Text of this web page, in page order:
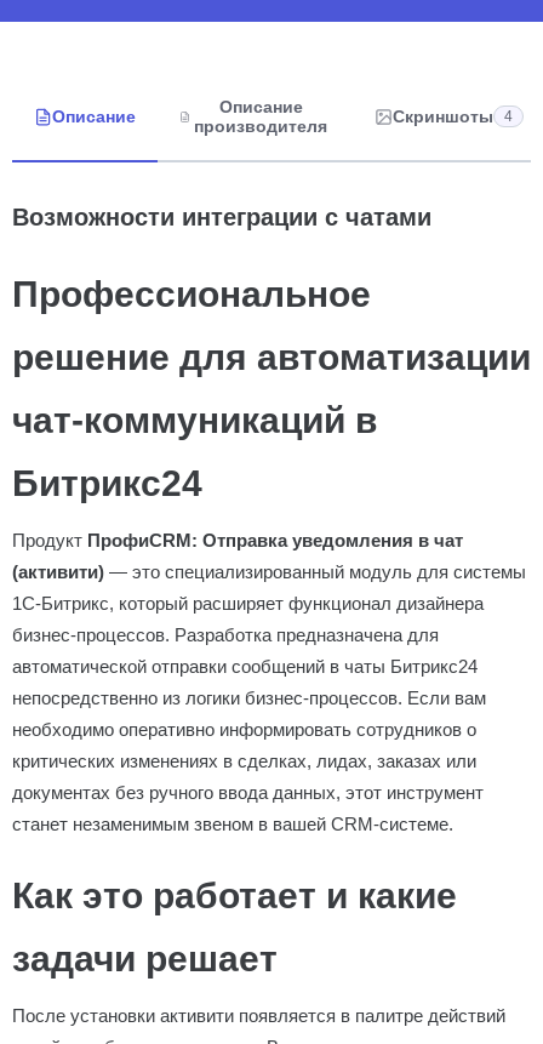
Описание
Описание
производителя
Скриншоты 4
Возможности интеграции с чатами
Профессиональное
решение для автоматизации
чат-коммуникаций в
Битрикс24
Продукт ПрофиCRM: Отправка уведомления в чат
(активити) — это специализированный модуль для системы
1С-Битрикс, который расширяет функционал дизайнера
бизнес-процессов. Разработка предназначена для
автоматической отправки сообщений в чаты Битрикс24
непосредственно из логики бизнес-процессов. Если вам
необходимо оперативно информировать сотрудников о
критических изменениях в сделках, лидах, заказах или
документах без ручного ввода данных, этот инструмент
станет незаменимым звеном в вашей CRM-системе.
Как это работает и какие
задачи решает
После установки активити появляется в палитре действий